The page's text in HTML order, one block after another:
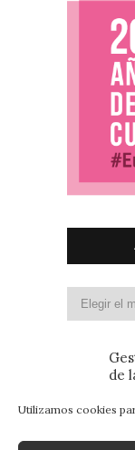
de
Utilizamos cookies